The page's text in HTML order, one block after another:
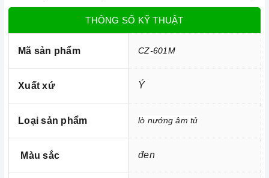
nhiệt nhằm đảm bảo an toàn cho người sử dụng. Bên
lò nướng đa năng được làm từ chất liệu thép
không gỉ vừa đảm bảo an toàn khi không chứa những
chất độc hại mà còn dễ dàng vệ sinh lau chùi sau khi sử
Lò nướng âm tủ Canzy
hoạt động với mức công
suất vừa phải chỉ
, dùng để nướng lượng thức ăn
có chức
THÔNG SỐ KỸ THUẬT
Mã sản phẩm CZ-601M
Xuất xứ Ý
Loại sản phẩm lò nướng âm tủ
Màu sắc đen